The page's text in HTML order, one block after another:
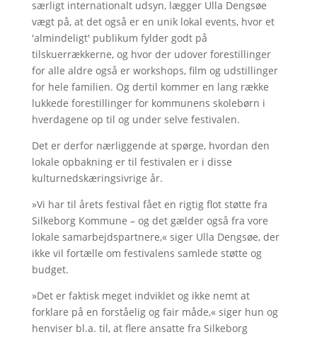
særligt internationalt udsyn, lægger Ulla Dengsøe
vægt på, at det også er en unik lokal events, hvor et
'almindeligt' publikum fylder godt på
tilskuerrækkerne, og hvor der udover forestillinger
for alle aldre også er workshops, film og udstillinger
for hele familien. Og dertil kommer en lang række
lukkede forestillinger for kommunens skolebørn i
hverdagene op til og under selve festivalen.
Det er derfor nærliggende at spørge, hvordan den
lokale opbakning er til festivalen er i disse
kulturnedskæringsivrige år.
»Vi har til årets festival fået en rigtig flot støtte fra
Silkeborg Kommune – og det gælder også fra vore
lokale samarbejdspartnere,« siger Ulla Dengsøe, der
ikke vil fortælle om festivalens samlede støtte og
budget.
»Det er faktisk meget indviklet og ikke nemt at
forklare på en forståelig og fair måde,« siger hun og
henviser bl.a. til, at flere ansatte fra Silkeborg